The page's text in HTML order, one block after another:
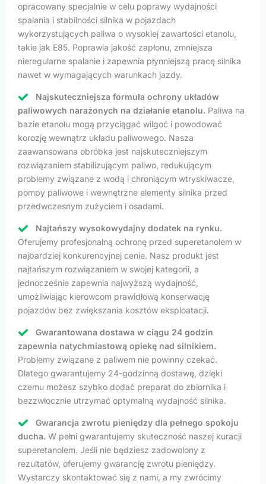
opracowany specjalnie w celu poprawy wydajności
spalania i stabilności silnika w pojazdach
wykorzystujących paliwa o wysokiej zawartości etanolu,
takie jak E85. Poprawia jakość zapłonu, zmniejsza
nieregularne spalanie i zapewnia płynniejszą pracę silnika
nawet w wymagających warunkach jazdy.
Najskuteczniejsza formuła ochrony układów
paliwowych narażonych na działanie etanolu. Paliwa na
bazie etanolu mogą przyciągać wilgoć i powodować
korozję wewnątrz układu paliwowego. Nasza
zaawansowana obróbka jest najskuteczniejszym
rozwiązaniem stabilizującym paliwo, redukującym
problemy związane z wodą i chroniącym wtryskiwacze,
pompy paliwowe i wewnętrzne elementy silnika przed
przedwczesnym zużyciem i osadami.
Najtańszy wysokowydajny dodatek na rynku.
Oferujemy profesjonalną ochronę przed superetanolem w
najbardziej konkurencyjnej cenie. Nasz produkt jest
najtańszym rozwiązaniem w swojej kategorii, a
jednocześnie zapewnia najwyższą wydajność,
umożliwiając kierowcom prawidłową konserwację
pojazdów bez zwiększania kosztów eksploatacji.
Gwarantowana dostawa w ciągu 24 godzin
zapewnia natychmiastową opiekę nad silnikiem.
Problemy związane z paliwem nie powinny czekać.
Dlatego gwarantujemy 24-godzinną dostawę, dzięki
czemu możesz szybko dodać preparat do zbiornika i
bezzwłocznie utrzymać optymalną wydajność silnika.
Gwarancja zwrotu pieniędzy dla pełnego spokoju
ducha. W pełni gwarantujemy skuteczność naszej kuracji
superetanolem. Jeśli nie będziesz zadowolony z
rezultatów, oferujemy gwarancję zwrotu pieniędzy.
Wystarczy skontaktować się z nami, a my zwrócimy